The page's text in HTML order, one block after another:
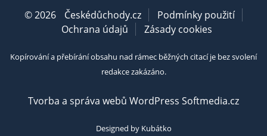
© 2026 Českédůchody.cz
Podmínky použití
Ochrana údajů
Zásady cookies
Kopírování a přebírání obsahu nad rámec běžných citací je bez svolení
redakce zakázáno.
Tvorba a správa webů WordPress Softmedia.cz
Designed by Kubátko